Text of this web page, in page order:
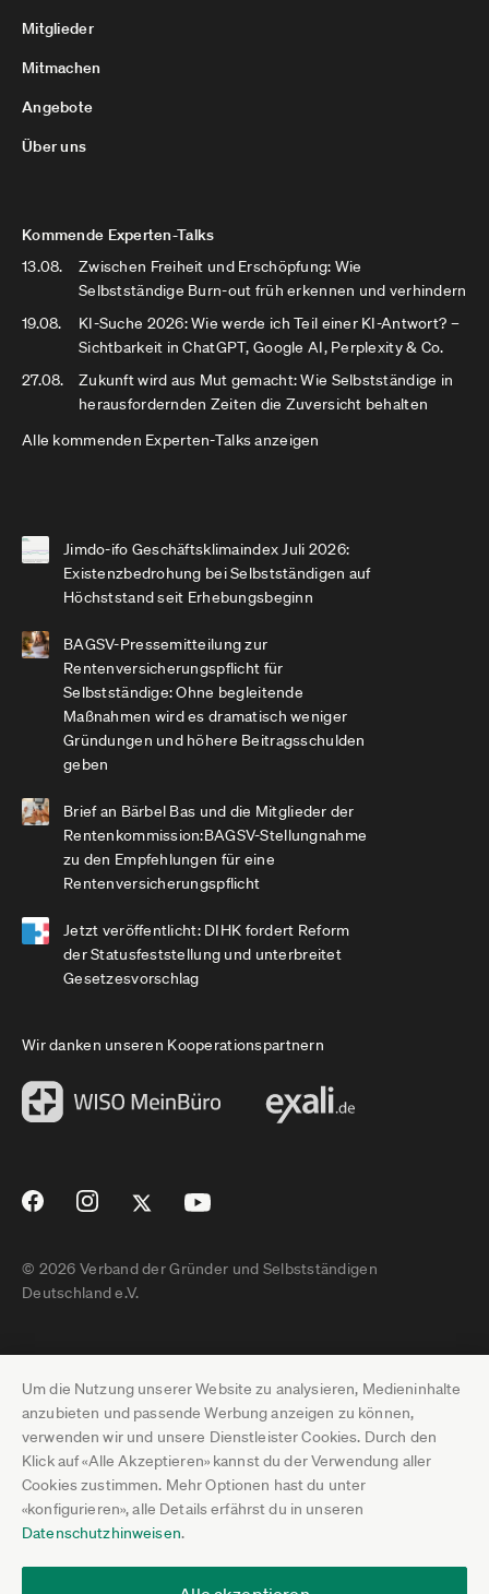
Um die Nutzung unserer Website zu analysieren, Medieninhalte
anzubieten und passende Werbung anzeigen zu können,
verwenden wir und unsere Dienstleister Cookies. Durch den
Klick auf «Alle Akzeptieren» kannst du der Verwendung aller
Cookies zustimmen. Mehr Optionen hast du unter
«konfigurieren», alle Details erfährst du in unseren
Datenschutzhinweisen.
Mitglieder
Mitmachen
Angebote
Über uns
Kommende Experten-Talks
13.08.
Zwischen Freiheit und Erschöpfung: Wie
Selbstständige Burn-out früh erkennen und verhindern
19.08.
KI-Suche 2026: Wie werde ich Teil einer KI-Antwort? –
Sichtbarkeit in ChatGPT, Google AI, Perplexity & Co.
27.08.
Zukunft wird aus Mut gemacht: Wie Selbstständige in
herausfordernden Zeiten die Zuversicht behalten
Alle kommenden Experten-Talks anzeigen
Jimdo-ifo Geschäftsklimaindex Juli 2026:
Existenzbedrohung bei Selbstständigen auf
Höchststand seit Erhebungsbeginn
BAGSV-Pressemitteilung zur
Rentenversicherungspflicht für
Selbstständige: Ohne begleitende
Maßnahmen wird es dramatisch weniger
Gründungen und höhere Beitragsschulden
geben
Brief an Bärbel Bas und die Mitglieder der
Rentenkommission:BAGSV-Stellungnahme
zu den Empfehlungen für eine
Rentenversicherungspflicht
Jetzt veröffentlicht: DIHK fordert Reform
der Statusfeststellung und unterbreitet
Gesetzesvorschlag
Wir danken unseren Kooperationspartnern
© 2026 Verband der Gründer und Selbstständigen
Deutschland e.V.
Impressum
Datenschutz
Pressebereich
Jobs